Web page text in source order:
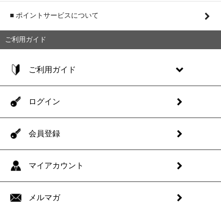
■ ポイントサービスについて
ご利用ガイド
ご利用ガイド
ログイン
会員登録
マイアカウント
メルマガ